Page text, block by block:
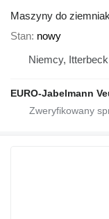
Maszyny do
Stan nowy
Niemcy, Itterbeck
EURO-Jabelmann